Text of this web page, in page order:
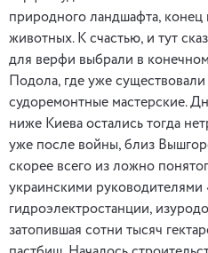
природного ландшафта,
животных. К счастью, и тут
для верфи выбрали в
Подола, где уже
судоремонтные мастерские.
ниже Киева остались тогда
уже после войны, близ
скорее всего из ложно
украинскими руководителями
гидроэлектростанции,
затопившая сотни тысяч